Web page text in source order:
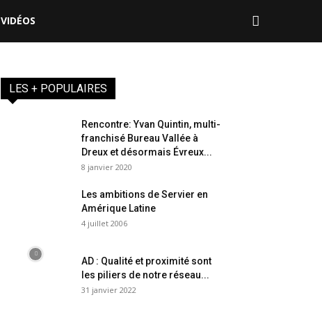
VIDÉOS
LES + POPULAIRES
Rencontre: Yvan Quintin, multi-
franchisé Bureau Vallée à
Dreux et désormais Évreux...
8 janvier 2020
Les ambitions de Servier en
Amérique Latine
4 juillet 2006
AD : Qualité et proximité sont
les piliers de notre réseau...
31 janvier 2022